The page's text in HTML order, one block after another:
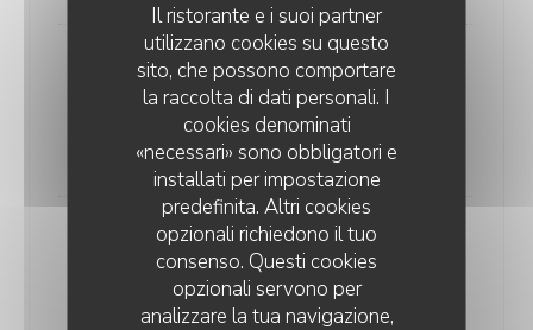
Il ristorante e i suoi partner
utilizzano cookies su questo
sito, che possono comportare
la raccolta di dati personali. I
cookies denominati
«necessari» sono obbligatori e
installati per impostazione
predefinita. Altri cookies
opzionali richiedono il tuo
consenso. Questi cookies
opzionali servono per
analizzare la tua navigazione,
Queen
Sauce tomate, mozza fiordilatte, champignon, jambon
cuit, basilic, huile d’olive
18,00 EUR
Violeta
Stracciatella di buratta, chorizo, stracciatella, basilic,
huile d’olive
19,00 EUR